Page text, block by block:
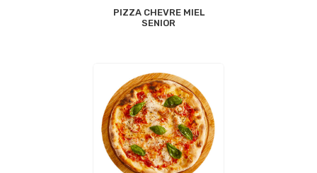
PIZZA CHEVRE MIEL
SENIOR